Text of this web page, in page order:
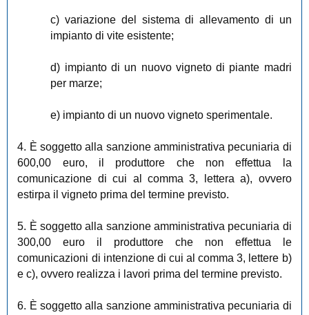
c) variazione del sistema di allevamento di un
impianto di vite esistente;
d) impianto di un nuovo vigneto di piante madri
per marze;
e) impianto di un nuovo vigneto sperimentale.
4. È soggetto alla sanzione amministrativa pecuniaria di
600,00 euro, il produttore che non effettua la
comunicazione di cui al comma 3, lettera a), ovvero
estirpa il vigneto prima del termine previsto.
5. È soggetto alla sanzione amministrativa pecuniaria di
300,00 euro il produttore che non effettua le
comunicazioni di intenzione di cui al comma 3, lettere b)
e c), ovvero realizza i lavori prima del termine previsto.
6. È soggetto alla sanzione amministrativa pecuniaria di